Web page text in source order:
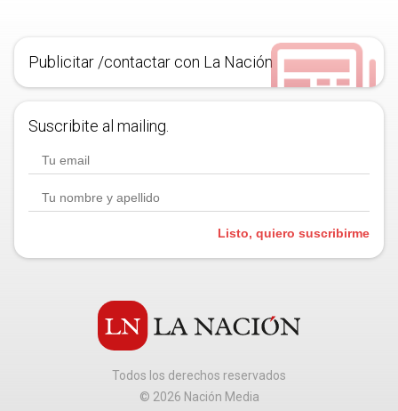
Publicitar /contactar con La Nación
Suscribite al mailing.
Listo, quiero suscribirme
Todos los derechos reservados
© 2026 Nación Media